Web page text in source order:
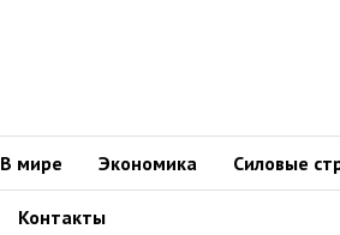
В мире Экономика Силовые
Контакты